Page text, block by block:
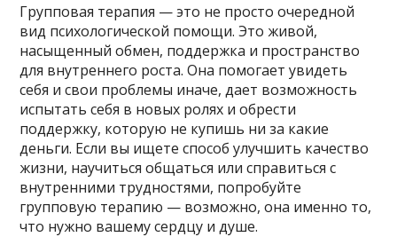
Групповая терапия — это не просто очередной
вид психологической помощи. Это живой,
насыщенный обмен, поддержка и пространство
для внутреннего роста. Она помогает увидеть
себя и свои проблемы иначе, дает возможность
испытать себя в новых ролях и обрести
поддержку, которую не купишь ни за какие
деньги. Если вы ищете способ улучшить качество
жизни, научиться общаться или справиться с
внутренними трудностями, попробуйте
групповую терапию — возможно, она именно то,
что нужно вашему сердцу и душе.